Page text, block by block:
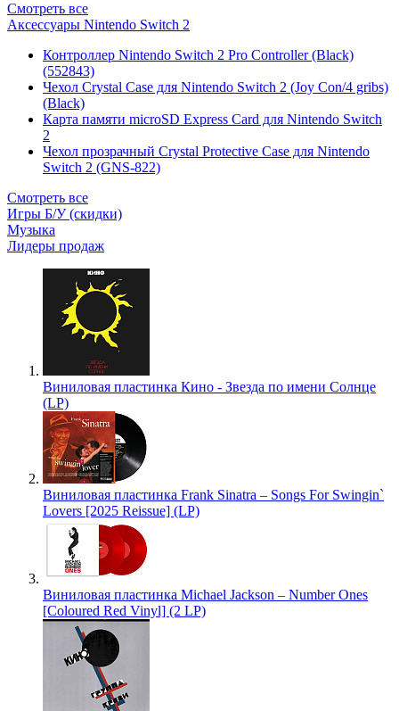
Смотреть все
Аксессуары Nintendo Switch 2
Контроллер Nintendo Switch 2 Pro Controller (Black)
(552843)
Чехол Сrystal Сase для Nintendo Switch 2 (Joy Con/4 gribs)
(Black)
Карта памяти microSD Express Card для Nintendo Switch
2
Чехол прозрачный Crystal Protective Case для Nintendo
Switch 2 (GNS-822)
Смотреть все
Игры Б/У (скидки)
Музыка
Лидеры продаж
Виниловая пластинка Кино - Звезда по имени Солнце
(LP)
Виниловая пластинка Frank Sinatra – Songs For Swingin`
Lovers [2025 Reissue] (LP)
Виниловая пластинка Michael Jackson – Number Ones
[Coloured Red Vinyl] (2 LP)